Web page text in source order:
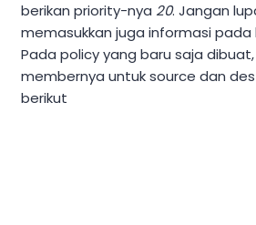
berikan priority-nya 20. Jangan
memasukkan juga informasi pada
Pada policy yang baru saja
membernya untuk source dan
berikut